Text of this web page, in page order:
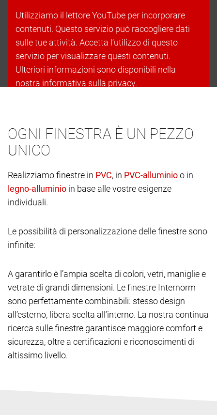
Utilizziamo il lettore YouTube per incorporare
contenuti. Questo servizio può raccogliere dati
sulle tue attività. Accetta l’utilizzo di questo
servizio per visualizzare questi contenuti.
Ulteriori informazioni sono disponibili nella
nostra informativa sulla privacy.
OGNI FINESTRA È UN PEZZO
UNICO
Realizziamo finestre in , in
o in
in base alle vostre esigenze
individuali.
Le possibilità di personalizzazione delle finestre sono
infinite:
A garantirlo è l’ampia scelta di colori, vetri, maniglie e
vetrate di grandi dimensioni. Le finestre Internorm
sono perfettamente combinabili: stesso design
all’esterno, libera scelta all’interno. La nostra continua
ricerca sulle finestre garantisce maggiore comfort e
sicurezza, oltre a certificazioni e riconoscimenti di
altissimo livello.